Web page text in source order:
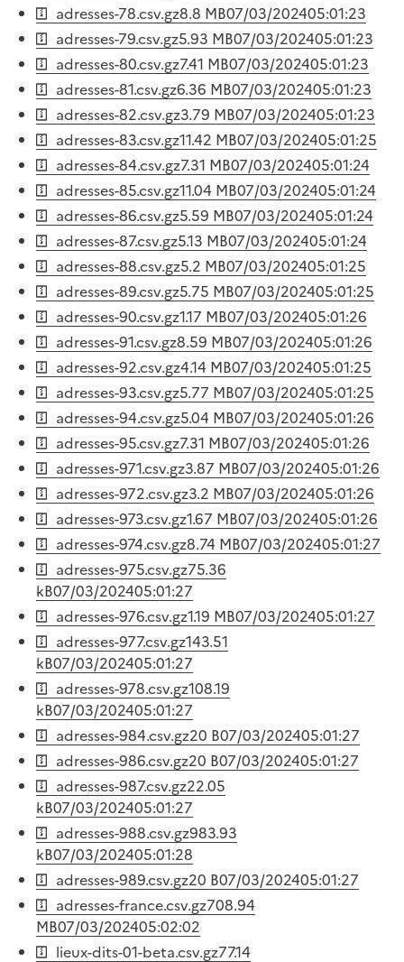
adresses-78.csv.gz8.8 MB07/03/202405:01:23
adresses-79.csv.gz5.93 MB07/03/202405:01:23
adresses-80.csv.gz7.41 MB07/03/202405:01:23
adresses-81.csv.gz6.36 MB07/03/202405:01:23
adresses-82.csv.gz3.79 MB07/03/202405:01:23
adresses-83.csv.gz11.42 MB07/03/202405:01:25
adresses-84.csv.gz7.31 MB07/03/202405:01:24
adresses-85.csv.gz11.04 MB07/03/202405:01:24
adresses-86.csv.gz5.59 MB07/03/202405:01:24
adresses-87.csv.gz5.13 MB07/03/202405:01:24
adresses-88.csv.gz5.2 MB07/03/202405:01:25
adresses-89.csv.gz5.75 MB07/03/202405:01:25
adresses-90.csv.gz1.17 MB07/03/202405:01:26
adresses-91.csv.gz8.59 MB07/03/202405:01:26
adresses-92.csv.gz4.14 MB07/03/202405:01:25
adresses-93.csv.gz5.77 MB07/03/202405:01:25
adresses-94.csv.gz5.04 MB07/03/202405:01:26
adresses-95.csv.gz7.31 MB07/03/202405:01:26
adresses-971.csv.gz3.87 MB07/03/202405:01:26
adresses-972.csv.gz3.2 MB07/03/202405:01:26
adresses-973.csv.gz1.67 MB07/03/202405:01:26
adresses-974.csv.gz8.74 MB07/03/202405:01:27
adresses-975.csv.gz75.36
kB07/03/202405:01:27
adresses-976.csv.gz1.19 MB07/03/202405:01:27
adresses-977.csv.gz143.51
kB07/03/202405:01:27
adresses-978.csv.gz108.19
kB07/03/202405:01:27
adresses-984.csv.gz20 B07/03/202405:01:27
adresses-986.csv.gz20 B07/03/202405:01:27
adresses-987.csv.gz22.05
kB07/03/202405:01:27
adresses-988.csv.gz983.93
kB07/03/202405:01:28
adresses-989.csv.gz20 B07/03/202405:01:27
adresses-france.csv.gz708.94
MB07/03/202405:02:02
lieux-dits-01-beta.csv.gz77.14